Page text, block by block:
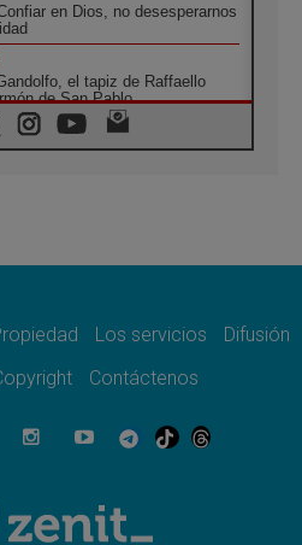
en Dios, no desesperarnos
el tapiz de Raffaello
de San Pablo
«la paz no se compra con una
de Genazzano
Apostólico de Calapán
en diócesis
desplazados invisibles de una
Los servicios
Difusión
Contáctenos